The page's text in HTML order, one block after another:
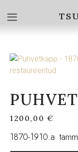
1200,00 €
1870-1910.a.